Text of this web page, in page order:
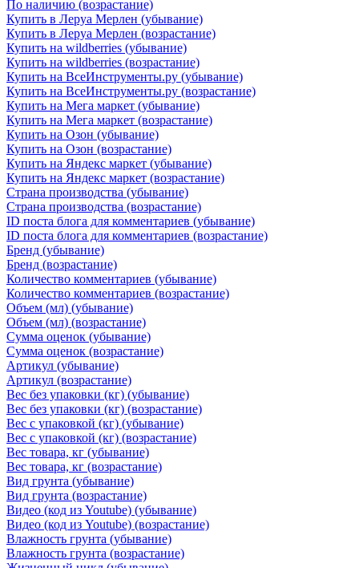
По наличию (возрастание)
Купить в Леруа Мерлен (убывание)
Купить в Леруа Мерлен (возрастание)
Купить на wildberries (убывание)
Купить на wildberries (возрастание)
Купить на ВсеИнструменты.ру (убывание)
Купить на ВсеИнструменты.ру (возрастание)
Купить на Мега маркет (убывание)
Купить на Мега маркет (возрастание)
Купить на Озон (убывание)
Купить на Озон (возрастание)
Купить на Яндекс маркет (убывание)
Купить на Яндекс маркет (возрастание)
Страна производства (убывание)
Страна производства (возрастание)
ID поста блога для комментариев (убывание)
ID поста блога для комментариев (возрастание)
Бренд (убывание)
Бренд (возрастание)
Количество комментариев (убывание)
Количество комментариев (возрастание)
Объем (мл) (убывание)
Объем (мл) (возрастание)
Сумма оценок (убывание)
Сумма оценок (возрастание)
Артикул (убывание)
Артикул (возрастание)
Вес без упаковки (кг) (убывание)
Вес без упаковки (кг) (возрастание)
Вес с упаковкой (кг) (убывание)
Вес с упаковкой (кг) (возрастание)
Вес товара, кг (убывание)
Вес товара, кг (возрастание)
Вид грунта (убывание)
Вид грунта (возрастание)
Видео (код из Youtube) (убывание)
Видео (код из Youtube) (возрастание)
Влажность грунта (убывание)
Влажность грунта (возрастание)